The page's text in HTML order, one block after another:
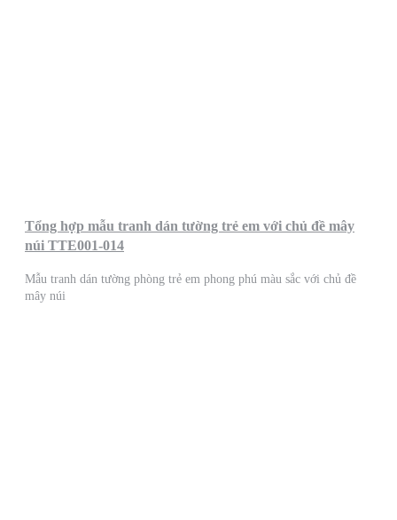
Tổng hợp mẫu tranh dán tường trẻ em với chủ đề mây
núi TTE001-014
Mẫu tranh dán tường phòng trẻ em phong phú màu sắc với chủ đề
mây núi